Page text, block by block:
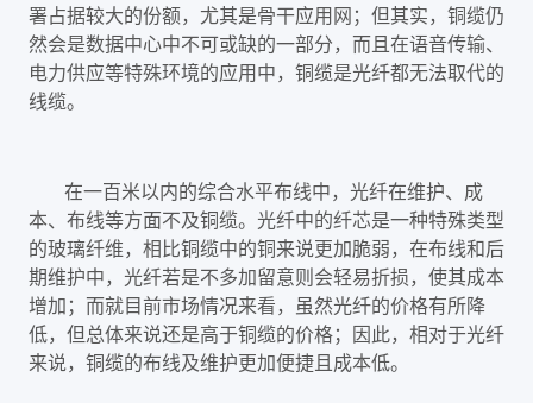
署占据较大的份额，尤其是骨干应用网；但其实，铜缆仍
然会是数据中心中不可或缺的一部分，而且在语音传输、
电力供应等特殊环境的应用中，铜缆是光纤都无法取代的
线缆。
在一百米以内的综合水平布线中，光纤在维护、成
本、布线等方面不及铜缆。光纤中的纤芯是一种特殊类型
的玻璃纤维，相比铜缆中的铜来说更加脆弱，在布线和后
期维护中，光纤若是不多加留意则会轻易折损，使其成本
增加；而就目前市场情况来看，虽然光纤的价格有所降
低，但总体来说还是高于铜缆的价格；因此，相对于光纤
来说，铜缆的布线及维护更加便捷且成本低。